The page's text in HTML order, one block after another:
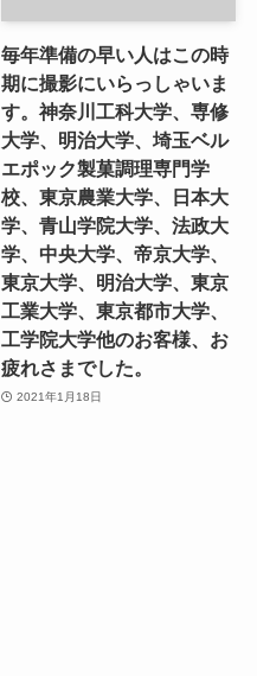
毎年準備の早い人はこの時
期に撮影にいらっしゃいま
す。神奈川工科大学、専修
大学、明治大学、埼玉ベル
エポック製菓調理専門学
校、東京農業大学、日本大
学、青山学院大学、法政大
学、中央大学、帝京大学、
東京大学、明治大学、東京
工業大学、東京都市大学、
工学院大学他のお客様、お
疲れさまでした。
2021年1月18日